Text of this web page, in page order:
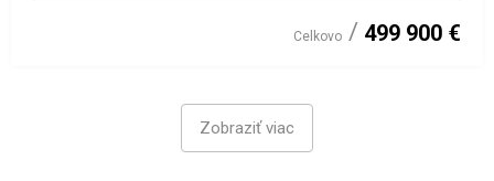
Celkovo 499 900 €
Zobraziť viac